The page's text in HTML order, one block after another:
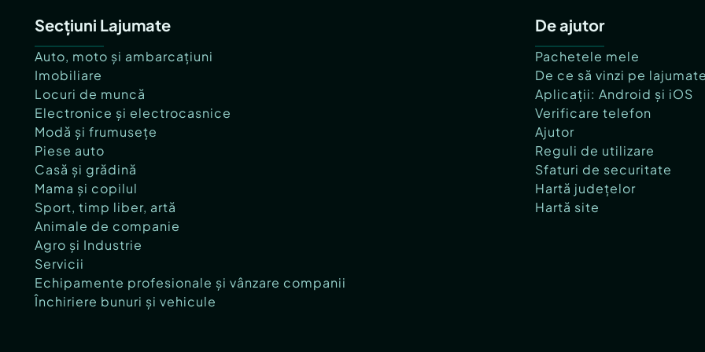
Secțiuni Lajumate
Auto, moto și ambarcațiuni
Imobiliare
Locuri de muncă
Electronice și electrocasnice
Modă și frumusețe
Piese auto
Casă și grădină
Mama și copilul
Sport, timp liber, artă
Animale de companie
Agro și Industrie
Servicii
Echipamente profesionale și vânzare companii
Închiriere bunuri și vehicule
De ajutor
Pachetele mele
De ce să vinzi pe
Aplicații: Android și iOS
Verificare telefon
Ajutor
Reguli de utilizare
Sfaturi de securitate
Hartă județelor
Hartă site